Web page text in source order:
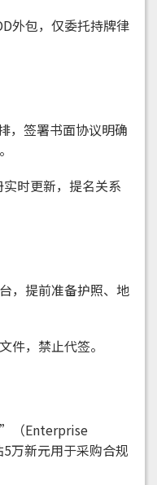
外包，仅委托持牌律
，签署书面协议明确
时更新，提名关系
，提前准备护照、地
件，禁止代签。
（Enterprise
万新元用于采购合规